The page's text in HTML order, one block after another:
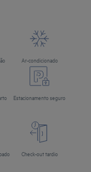
Ar-condicionado
Estacionamento seguro
Check-out tardio